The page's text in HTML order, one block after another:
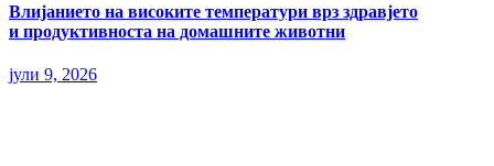
Влијанието на високите температури врз здравјето
и продуктивноста на домашните животни
јули 9, 2026